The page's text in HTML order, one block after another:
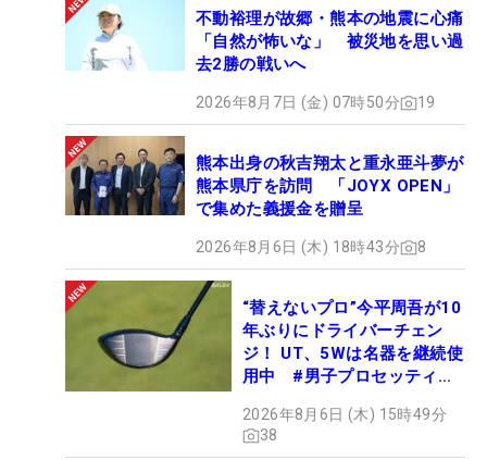
不動裕理が故郷・熊本の地震に心痛
「自然が怖いな」 被災地を思い過
去2勝の戦いへ
2026年8月7日 (金) 07時50分 19
熊本出身の秋吉翔太と重永亜斗夢が
熊本県庁を訪問 「JOYX OPEN」
で集めた義援金を贈呈
2026年8月6日 (木) 18時43分 8
“替えないプロ”今平周吾が10
年ぶりにドライバーチェン
ジ！ UT、5Wは名器を継続使
用中 #男子プロセッティン
2026年8月6日 (木) 15時49分
38